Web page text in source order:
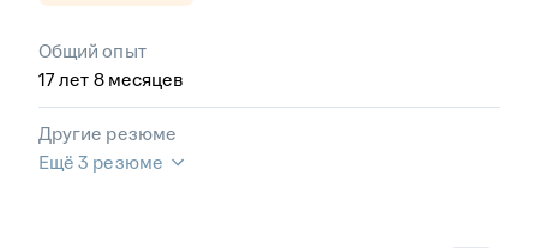
Общий опыт
17лет 8 месяцев
Другие резюме
Ещё 3 резюме